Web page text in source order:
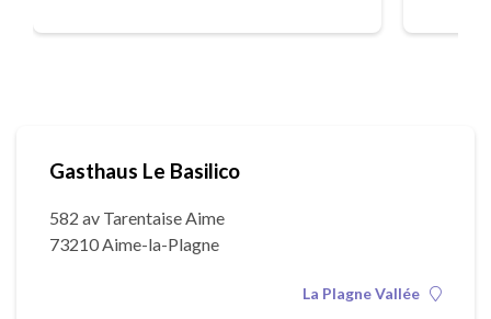
Gasthaus Le Basilico
582 av Tarentaise Aime
73210 Aime-la-Plagne
La Plagne Vallée